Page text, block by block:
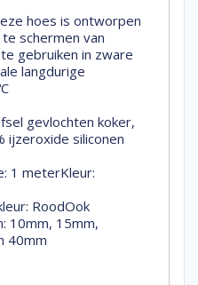
hoes is ontworpen
schermen van
gebruiken in zware
langdurige
gevlochten koker,
ijzeroxide siliconen
1 meterKleur:
RoodOok
10mm, 15mm,
40mm